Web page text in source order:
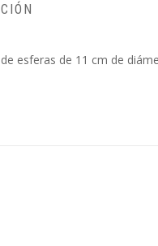
esferas de 11 cm de